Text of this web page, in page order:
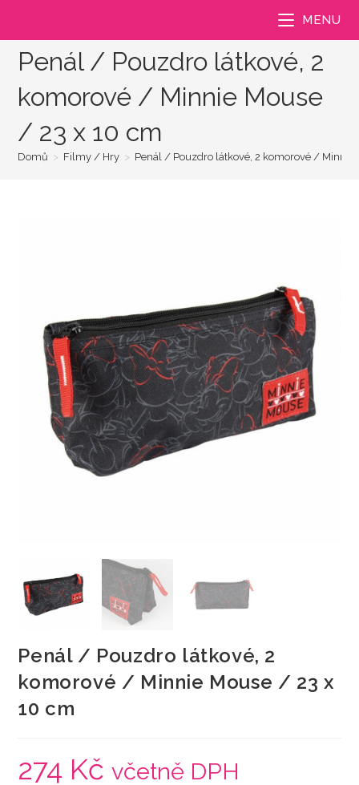
MENU
Penál / Pouzdro látkové, 2
komorové / Minnie Mouse
/ 23 x 10 cm
Domů > Filmy / Hry > Penál / Pouzdro látkové, 2 komorové / Minnie
Penál / Pouzdro látkové, 2
komorové / Minnie Mouse / 23 x
10 cm
274 Kč včetně DPH